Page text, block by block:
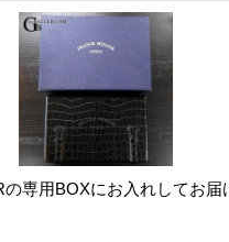
専用BOXにお入れしてお届